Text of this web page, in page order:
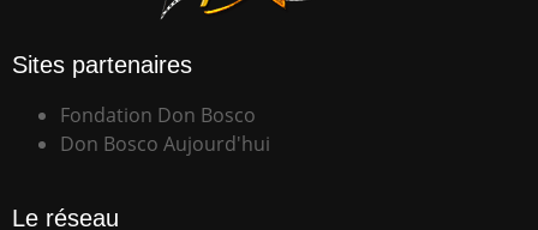
Sites partenaires
Fondation Don Bosco
Don Bosco Aujourd'hui
Le réseau